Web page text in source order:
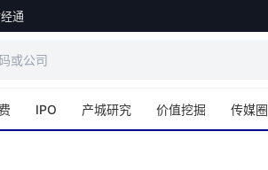
通
IPO 产城研究 价值挖掘 传媒圈